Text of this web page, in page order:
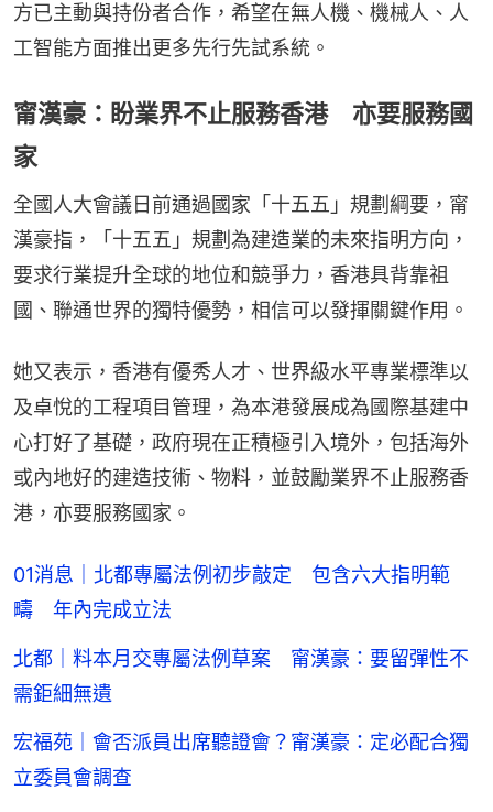
方已主動與持份者合作，希望在無人機、機械人、人
工智能方面推出更多先行先試系統。
甯漢豪：盼業界不止服務香港 亦要服務國
家
全國人大會議日前通過國家「十五五」規劃綱要，甯
漢豪指，「十五五」規劃為建造業的未來指明方向，
要求行業提升全球的地位和競爭力，香港具背靠祖
國、聯通世界的獨特優勢，相信可以發揮關鍵作用。
她又表示，香港有優秀人才、世界級水平專業標準以
及卓悅的工程項目管理，為本港發展成為國際基建中
心打好了基礎，政府現在正積極引入境外，包括海外
或內地好的建造技術、物料，並鼓勵業界不止服務香
港，亦要服務國家。
01消息｜北都專屬法例初步敲定 包含六大指明範
疇 年內完成立法
北都｜料本月交專屬法例草案 甯漢豪：要留彈性不
需鉅細無遺
宏福苑｜會否派員出席聽證會？甯漢豪：定必配合獨
立委員會調查